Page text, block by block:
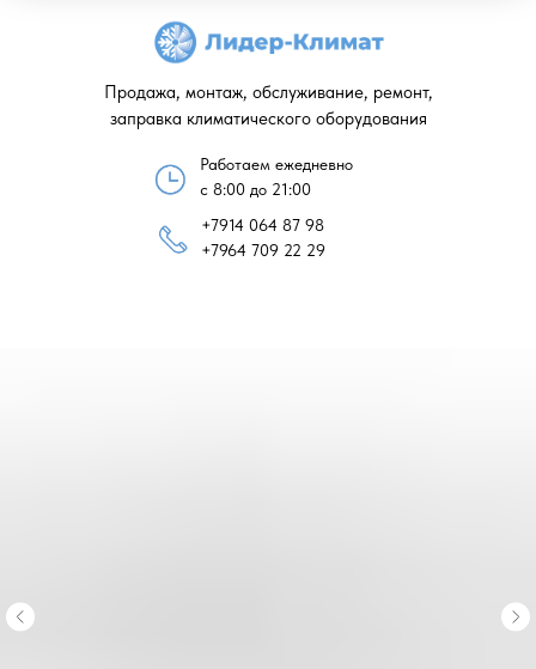
Работаем ежедневно
с 8:00 до 21:00
+7914 064 87 98
+7964 709 22 29
Продажа, монтаж, обслуживание, ремонт,
заправка климатического оборудования